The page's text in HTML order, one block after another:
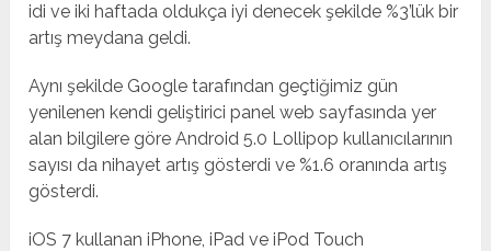
idi ve iki haftada oldukça iyi denecek şekilde %3’lük bir
artış meydana geldi.
Aynı şekilde Google tarafından geçtiğimiz gün
yenilenen kendi geliştirici panel web sayfasında yer
alan bilgilere göre Android 5.0 Lollipop kullanıcılarının
sayısı da nihayet artış gösterdi ve %1.6 oranında artış
gösterdi.
iOS 7 kullanan iPhone, iPad ve iPod Touch